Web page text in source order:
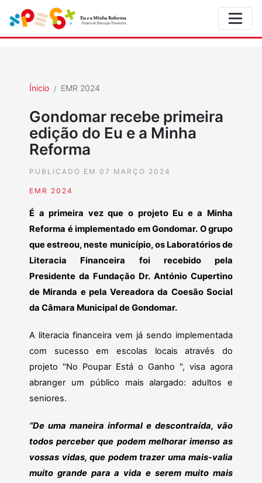
Ínicio EMR 2024
Gondomar recebe primeira
edição do Eu e a Minha
Reforma
PUBLICADO EM 07 MARÇO 2024
EMR 2024
É a primeira vez que o projeto Eu e a Minha
Reforma é implementado em Gondomar. O grupo
que estreou, neste município, os Laboratórios de
Literacia Financeira foi recebido pela
Presidente da Fundação Dr. António Cupertino
de Miranda e pela Vereadora da Coesão Social
da Câmara Municipal de Gondomar.
A literacia financeira vem já sendo implementada
com sucesso em escolas locais através do
projeto "No Poupar Está o Ganho ", visa agora
abranger um público mais alargado: adultos e
seniores.
“De uma maneira informal e descontraída, vão
todos perceber que podem melhorar imenso as
vossas vidas, que podem trazer uma mais-valia
muito grande para a vida e serem muito mais